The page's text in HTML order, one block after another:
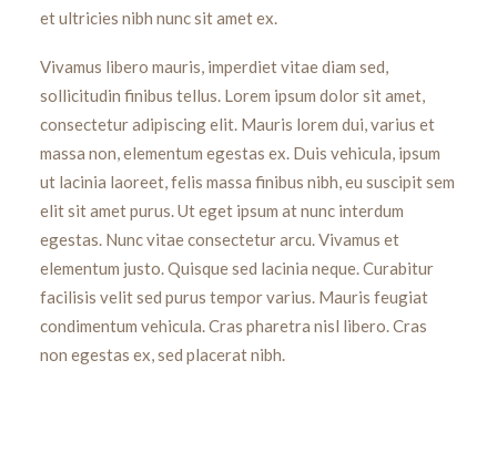
et ultricies nibh nunc sit amet ex.
Vivamus libero mauris, imperdiet vitae diam sed,
sollicitudin finibus tellus. Lorem ipsum dolor sit amet,
consectetur adipiscing elit. Mauris lorem dui, varius et
massa non, elementum egestas ex. Duis vehicula, ipsum
ut lacinia laoreet, felis massa finibus nibh, eu suscipit sem
elit sit amet purus. Ut eget ipsum at nunc interdum
egestas. Nunc vitae consectetur arcu. Vivamus et
elementum justo. Quisque sed lacinia neque. Curabitur
facilisis velit sed purus tempor varius. Mauris feugiat
condimentum vehicula. Cras pharetra nisl libero. Cras
non egestas ex, sed placerat nibh.